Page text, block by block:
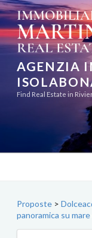
Salta
al
contenuto
AGENZIA
Find Real Estate in
Proposte >
panoramica su